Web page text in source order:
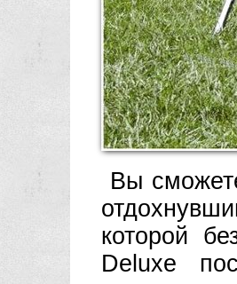
Вы
которой
Deluxe